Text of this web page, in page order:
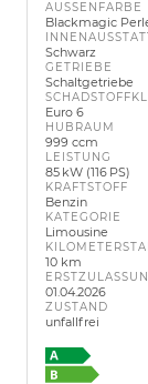
AUSSENFARBE
Blackmagic
Schwarz
GETRIEBE
Schaltgetriebe
Euro 6
HUBRAUM
999 ccm
LEISTUNG
85 kW (116 PS)
KRAFTSTOFF
Benzin
KATEGORIE
Limousine
10 km
01.04.2026
ZUSTAND
unfallfrei